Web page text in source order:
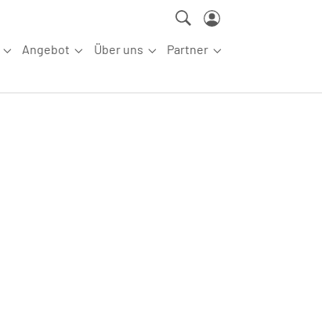
Submenu for "Aus-/Fortbildung"
Angebot
Submenu for "Angebot"
Über uns
Submenu for "Über uns"
Partner
Submenu for